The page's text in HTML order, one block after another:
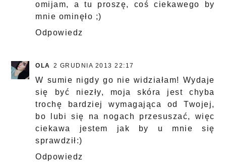
omijam, a tu proszę, coś ciekawego by
mnie ominęło ;)
Odpowiedz
OLA 2 GRUDNIA 2013 22:17
W sumie nigdy go nie widziałam! Wydaje
się być niezły, moja skóra jest chyba
trochę bardziej wymagająca od Twojej,
bo lubi się na nogach przesuszać, więc
ciekawa jestem jak by u mnie się
sprawdził:)
Odpowiedz